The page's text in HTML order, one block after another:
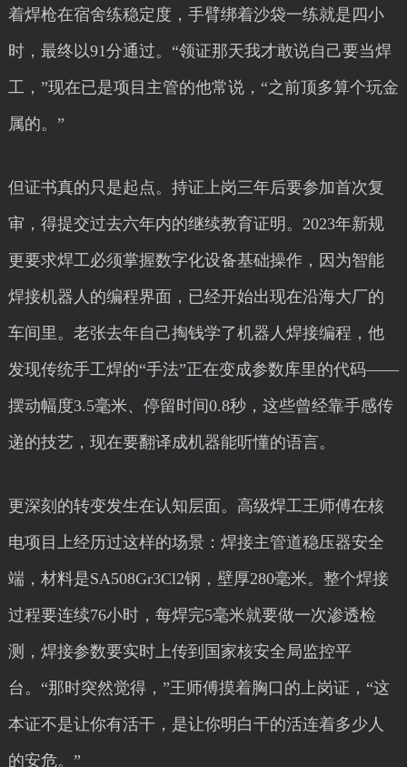
着焊枪在宿舍练稳定度，手臂绑着沙袋一练就是四小
时，最终以91分通过。“领证那天我才敢说自己要当焊
工，”现在已是项目主管的他常说，“之前顶多算个玩金
属的。”
但证书真的只是起点。持证上岗三年后要参加首次复
审，得提交过去六年内的继续教育证明。2023年新规
更要求焊工必须掌握数字化设备基础操作，因为智能
焊接机器人的编程界面，已经开始出现在沿海大厂的
车间里。老张去年自己掏钱学了机器人焊接编程，他
发现传统手工焊的“手法”正在变成参数库里的代码——
摆动幅度3.5毫米、停留时间0.8秒，这些曾经靠手感传
递的技艺，现在要翻译成机器能听懂的语言。
更深刻的转变发生在认知层面。高级焊工王师傅在核
电项目上经历过这样的场景：焊接主管道稳压器安全
端，材料是SA508Gr3Cl2钢，壁厚280毫米。整个焊接
过程要连续76小时，每焊完5毫米就要做一次渗透检
测，焊接参数要实时上传到国家核安全局监控平
台。“那时突然觉得，”王师傅摸着胸口的上岗证，“这
本证不是让你有活干，是让你明白干的活连着多少人
的安危。”